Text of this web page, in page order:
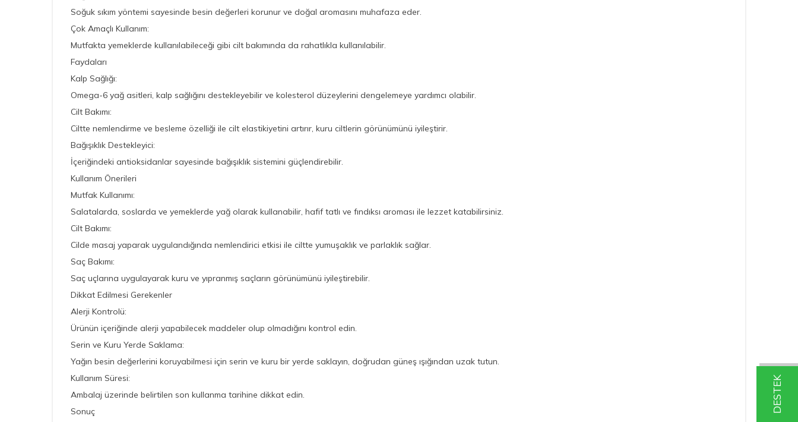
DESTEK
Soğuk sıkım yöntemi sayesinde besin değerleri korunur ve doğal aromasını muhafaza eder.
Çok Amaçlı Kullanım:
Mutfakta yemeklerde kullanılabileceği gibi cilt bakımında da rahatlıkla kullanılabilir.
Faydaları
Kalp Sağlığı:
Omega-6 yağ asitleri, kalp sağlığını destekleyebilir ve kolesterol düzeylerini dengelemeye yardımcı olabilir.
Cilt Bakımı:
Ciltte nemlendirme ve besleme özelliği ile cilt elastikiyetini artırır, kuru ciltlerin görünümünü iyileştirir.
Bağışıklık Destekleyici:
İçeriğindeki antioksidanlar sayesinde bağışıklık sistemini güçlendirebilir.
Kullanım Önerileri
Mutfak Kullanımı:
Salatalarda, soslarda ve yemeklerde yağ olarak kullanabilir, hafif tatlı ve fındıksı aroması ile lezzet katabilirsiniz.
Cilt Bakımı:
Cilde masaj yaparak uygulandığında nemlendirici etkisi ile ciltte yumuşaklık ve parlaklık sağlar.
Saç Bakımı:
Saç uçlarına uygulayarak kuru ve yıpranmış saçların görünümünü iyileştirebilir.
Dikkat Edilmesi Gerekenler
Alerji Kontrolü:
Ürünün içeriğinde alerji yapabilecek maddeler olup olmadığını kontrol edin.
Serin ve Kuru Yerde Saklama:
Yağın besin değerlerini koruyabilmesi için serin ve kuru bir yerde saklayın, doğrudan güneş ışığından uzak tutun.
Kullanım Süresi:
Ambalaj üzerinde belirtilen son kullanma tarihine dikkat edin.
Sonuç